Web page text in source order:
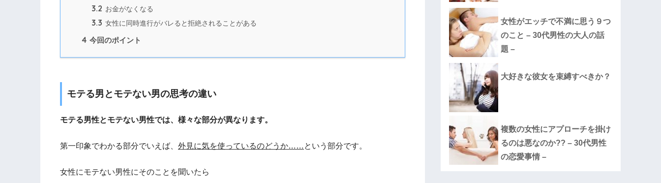
3.2 お金がなくなる
3.3 女性に同時進行がバレると拒絶されることがある
4 今回のポイント
モテる男とモテない男の思考の違い
モテる男性とモテない男性では、様々な部分が異なります。
第一印象でわかる部分でいえば、 外見に気を使っているのどうか…… という部分です。
女性にモテない男性にそのことを聞いたら
女性がエッチで不満に思う９つ
のこと – 30代男性の大人の話
題 –
大好きな彼女を束縛すべきか？
複数の女性にアプローチを掛け
るのは悪なのか?? – 30代男性
の恋愛事情 –